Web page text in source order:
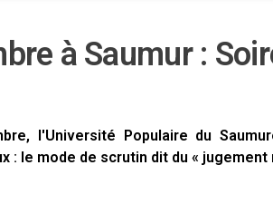
à Saumur :
l'Université Populaire du
: le mode de scrutin dit du « jugement